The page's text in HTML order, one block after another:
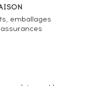
emballages